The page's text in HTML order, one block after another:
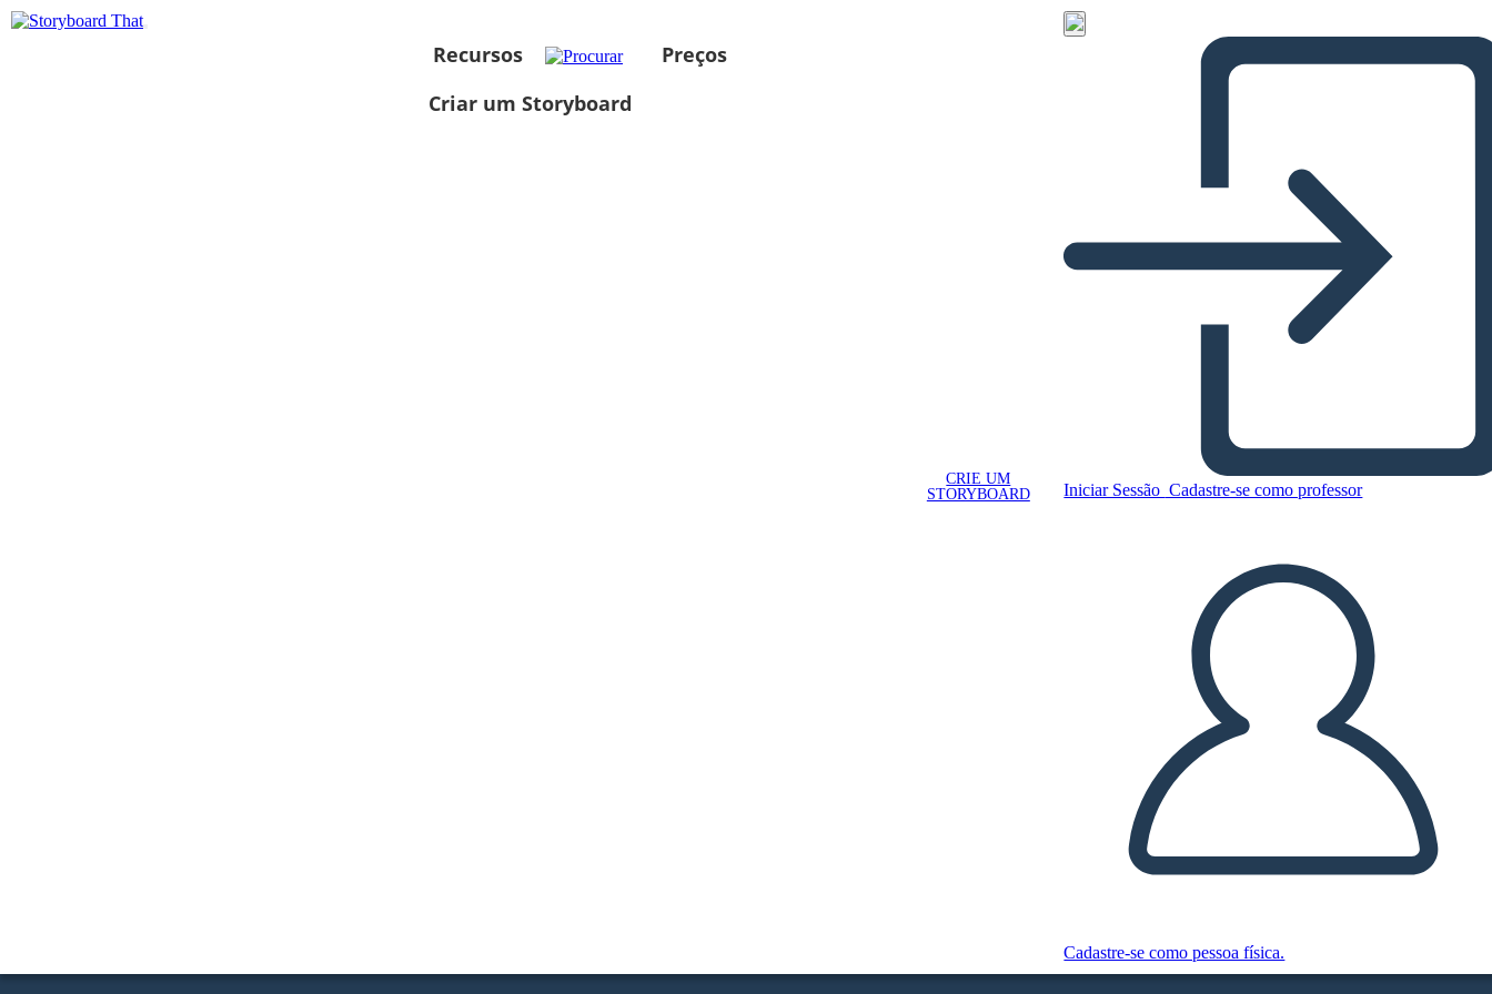
Recursos
Preços
Criar um Storyboard
CRIE UM
STORYBOARD
Iniciar Sessão Cadastre-se como professor
Cadastre-se como pessoa física.